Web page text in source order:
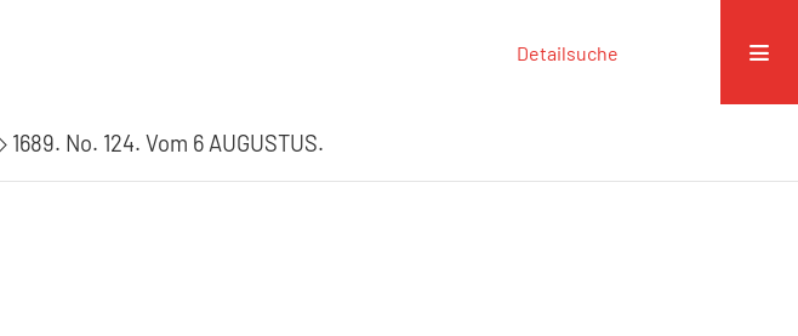
Detailsuche
1689. No. 124. Vom 6 AUGUSTUS.